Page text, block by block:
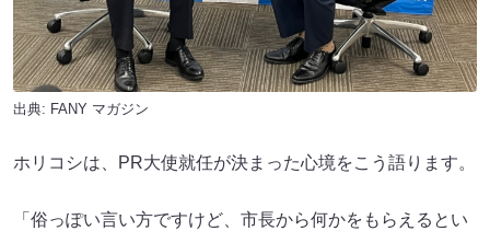
出典: FANY マガジン
ホリコシは、PR大使就任が決まった心境をこう語ります。
「俗っぽい言い方ですけど、市長から何かをもらえるとい